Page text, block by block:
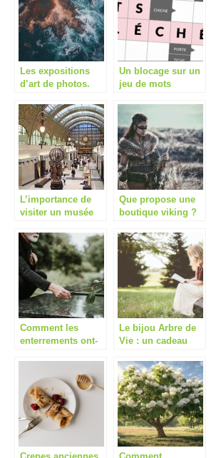
cultures ?
Les expositions
d’art de photos.
Un blocage sur un
jeu de mots
Consultez un site
spécialisé
L’importance de
visiter un musée
Que propose une
boutique viking ?
Comment les
enterrements ont-
Le bijou Arbre de
Vie : un cadeau
celebrer la famille